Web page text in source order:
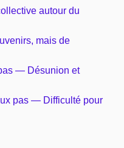
autour du
mais de
— Désunion et
pas — Difficulté pour